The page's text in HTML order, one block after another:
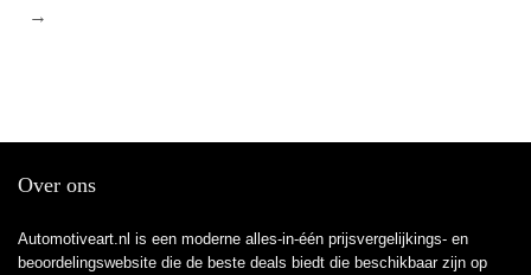
→
Over ons
Automotiveart.nl is een moderne alles-in-één prijsvergelijkings- en
beoordelingswebsite die de beste deals biedt die beschikbaar zijn op